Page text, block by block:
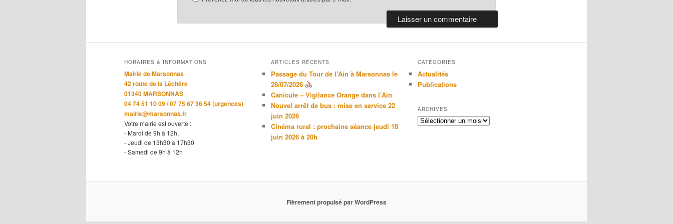
HORAIRES & INFORMATIONS
Mairie de Marsonnas
42 route de la Léchère
01340 MARSONNAS
04 74 51 10 09 / 07 75 67 36 54 (urgences)
mairie@marsonnas.fr
Votre mairie est ouverte :
- Mardi de 9h à 12h,
- Jeudi de 13h30 à 17h30
- Samedi de 9h à 12h
ARTICLES RÉCENTS
Passage du Tour de l’Ain à Marsonnas le
28/07/2026
Canicule – Vigilance Orange dans l’Ain
Nouvel arrêt de bus : mise en service 22
juin 2026
Cinéma rural : prochaine séance jeudi 18
juin 2026 à 20h
CATÉGORIES
Actualités
Publications
ARCHIVES
Archives
Fièrement propulsé par WordPress